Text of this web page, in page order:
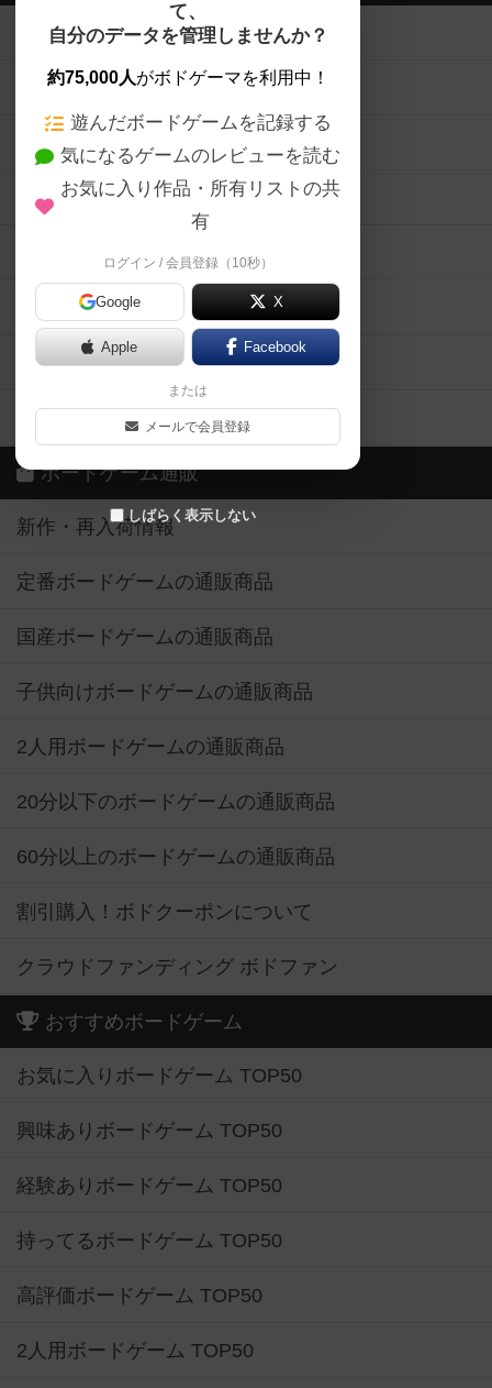
て、
自分のデータを管理しませんか？
約75,000人がボドゲーマを利用中！
遊んだボードゲームを記録する
気になるゲームのレビューを読む
お気に入り作品・所有リストの共
有
ログイン / 会員登録（10秒）
Google X
Apple Facebook
または
メールで会員登録
しばらく表示しない
ボードゲームを検索する
ボードゲームの新着レビュー
ボードゲーム会情報
メカニクス特集
掲示板・トピックス
ボドとも・会員一覧
ボードゲーム業界コラム
ボドゲーマご利用案内
ボードゲーム通販
新作・再入荷情報
定番ボードゲームの通販商品
国産ボードゲームの通販商品
子供向けボードゲームの通販商品
2人用ボードゲームの通販商品
20分以下のボードゲームの通販商品
60分以上のボードゲームの通販商品
割引購入！ボドクーポンについて
クラウドファンディング ボドファン
おすすめボードゲーム
お気に入りボードゲーム TOP50
興味ありボードゲーム TOP50
経験ありボードゲーム TOP50
持ってるボードゲーム TOP50
高評価ボードゲーム TOP50
2人用ボードゲーム TOP50